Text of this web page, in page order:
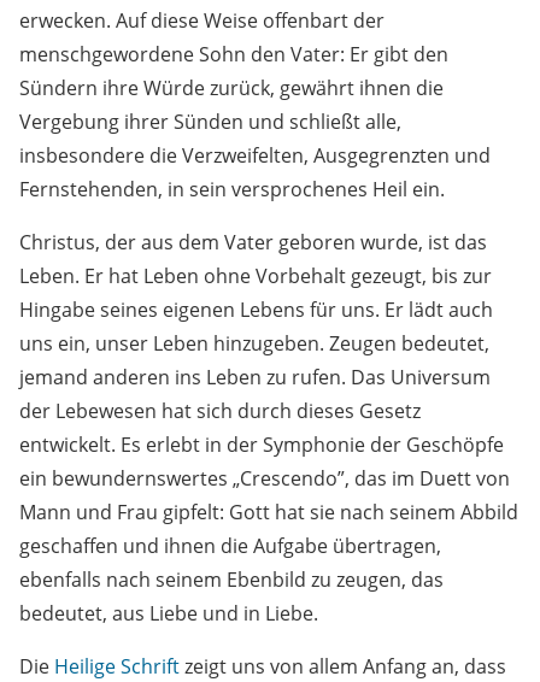
erwecken. Auf diese Weise offenbart der
menschgewordene Sohn den Vater: Er gibt den
Sündern ihre Würde zurück, gewährt ihnen die
Vergebung ihrer Sünden und schließt alle,
insbesondere die Verzweifelten, Ausgegrenzten und
Fernstehenden, in sein versprochenes Heil ein.
Christus, der aus dem Vater geboren wurde, ist das
Leben. Er hat Leben ohne Vorbehalt gezeugt, bis zur
Hingabe seines eigenen Lebens für uns. Er lädt auch
uns ein, unser Leben hinzugeben. Zeugen bedeutet,
jemand anderen ins Leben zu rufen. Das Universum
der Lebewesen hat sich durch dieses Gesetz
entwickelt. Es erlebt in der Symphonie der Geschöpfe
ein bewundernswertes „Crescendo”, das im Duett von
Mann und Frau gipfelt: Gott hat sie nach seinem Abbild
geschaffen und ihnen die Aufgabe übertragen,
ebenfalls nach seinem Ebenbild zu zeugen, das
bedeutet, aus Liebe und in Liebe.
Die Heilige Schriftzeigt uns von allem Anfang an, dass